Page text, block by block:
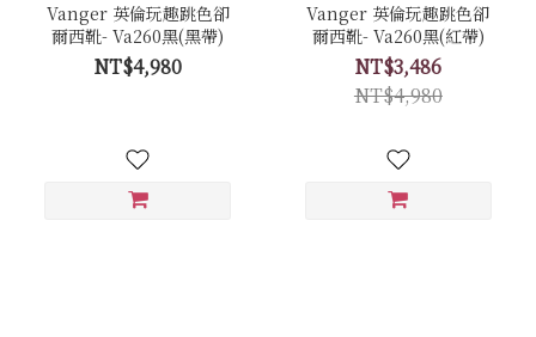
Vanger 英倫玩趣跳色卻
爾西靴- Va260黑(黑帶)
NT$4,980
Vanger 英倫玩趣跳色卻
爾西靴- Va260黑(紅帶)
NT$3,486
NT$4,980